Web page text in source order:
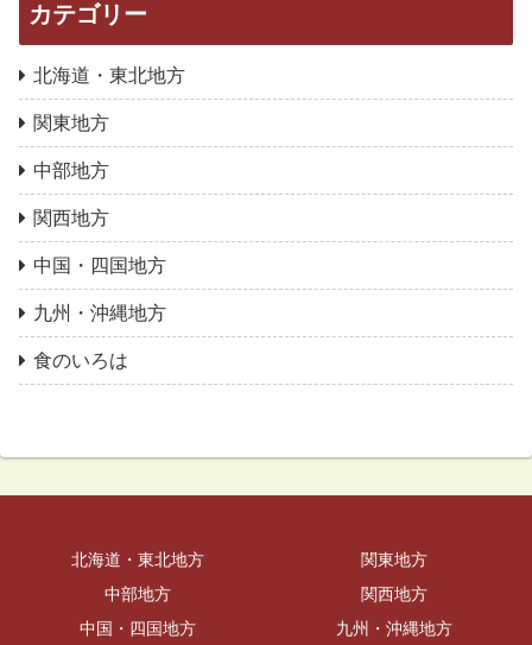
カテゴリー
北海道・東北地方
関東地方
中部地方
関西地方
中国・四国地方
九州・沖縄地方
食のいろは
北海道・東北地方
関東地方
中部地方
関西地方
中国・四国地方
九州・沖縄地方